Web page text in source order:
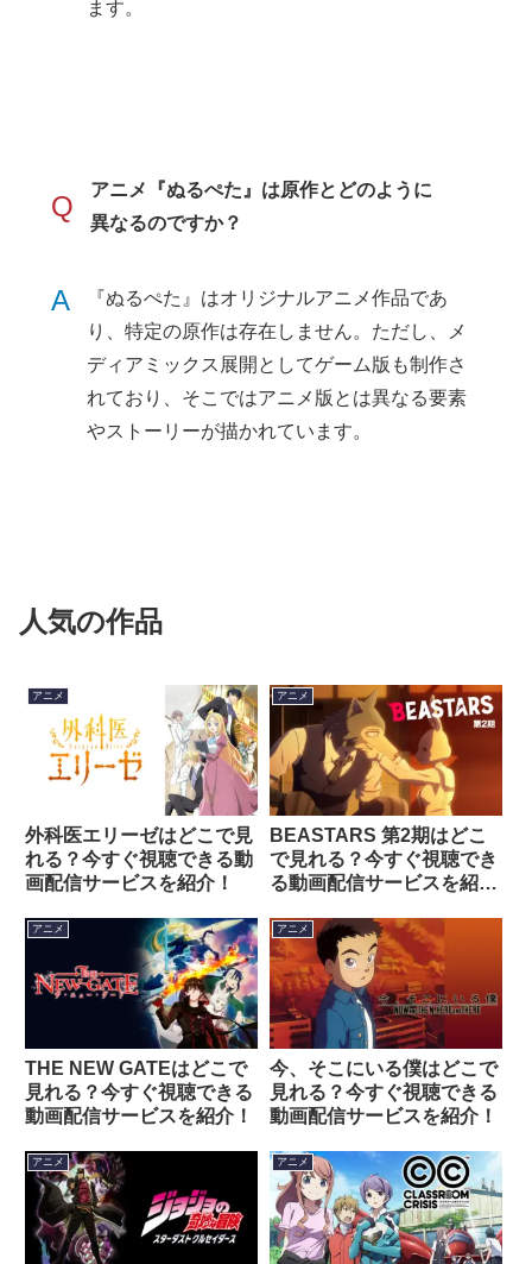
ます。
Q
アニメ『ぬるぺた』は原作とどのように
異なるのですか？
A
『ぬるぺた』はオリジナルアニメ作品であ
り、特定の原作は存在しません。ただし、メ
ディアミックス展開としてゲーム版も制作さ
れており、そこではアニメ版とは異なる要素
やストーリーが描かれています。
人気の作品
アニメ
外科医エリーゼはどこで見
れる？今すぐ視聴できる動
画配信サービスを紹介！
アニメ
BEASTARS 第2期はどこ
で見れる？今すぐ視聴でき
る動画配信サービスを紹
アニメ
THE NEW GATEはどこで
見れる？今すぐ視聴できる
動画配信サービスを紹介！
アニメ
今、そこにいる僕はどこで
見れる？今すぐ視聴できる
動画配信サービスを紹介！
アニメ アニメ